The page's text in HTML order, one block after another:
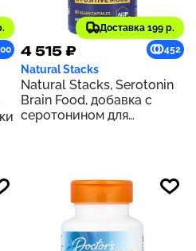
Доставка 199 р.
4 515 ₽ 452
Natural Stacks
Natural Stacks, Serotonin
Brain Food, добавка с
серотонином для